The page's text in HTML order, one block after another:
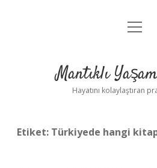
Anasayfa
Yasal
menüyü
Mantıklı
Hayatını kolaylaştıran
Etiket: Türkiyede hangi